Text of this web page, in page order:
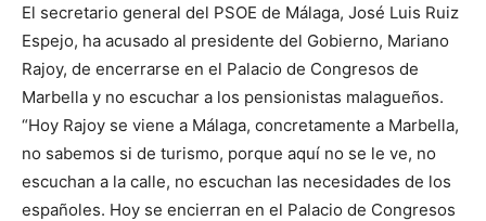
El secretario general del PSOE de Málaga, José Luis Ruiz
Espejo, ha acusado al presidente del Gobierno, Mariano
Rajoy, de encerrarse en el Palacio de Congresos de
Marbella y no escuchar a los pensionistas malagueños.
“Hoy Rajoy se viene a Málaga, concretamente a Marbella,
no sabemos si de turismo, porque aquí no se le ve, no
escuchan a la calle, no escuchan las necesidades de los
españoles. Hoy se encierran en el Palacio de Congresos